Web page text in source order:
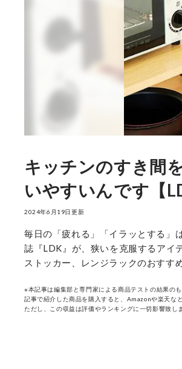
キッチンのすき間
いやすいんです【
2024年6月19日更新
毎日の「疲れる」「イラッとする」
誌『LDK』が、狭いを克服するアイ
ストッカー、レンジラックのおすす
※本記事は編集部と専門家による商品テストの結果のも
記事で紹介した商品を購入すると、Amazonや楽天な
ただし、この収益は評価やランキングに一切影響致し